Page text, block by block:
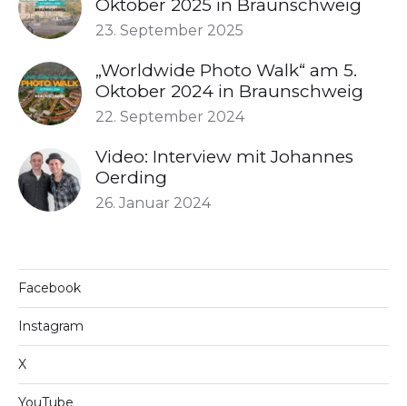
Oktober 2025 in Braunschweig
23. September 2025
„Worldwide Photo Walk“ am 5.
Oktober 2024 in Braunschweig
22. September 2024
Video: Interview mit Johannes
Oerding
26. Januar 2024
Facebook
Instagram
X
YouTube